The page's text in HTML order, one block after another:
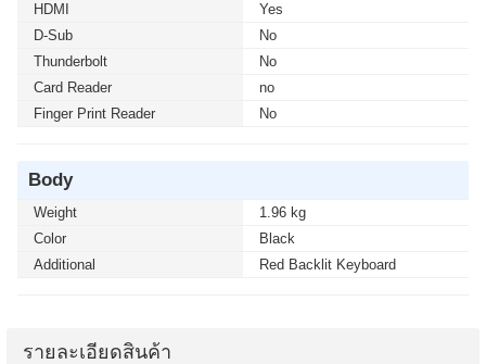
HDMI
Yes
D-Sub
No
Thunderbolt
No
Card Reader
no
Finger Print Reader
No
Body
Weight
1.96 kg
Color
Black
Additional
Red Backlit Keyboard
รายละเอียดสินค้า